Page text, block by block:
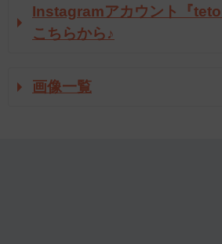
Instagramアカウント『
こちらから♪
画像一覧